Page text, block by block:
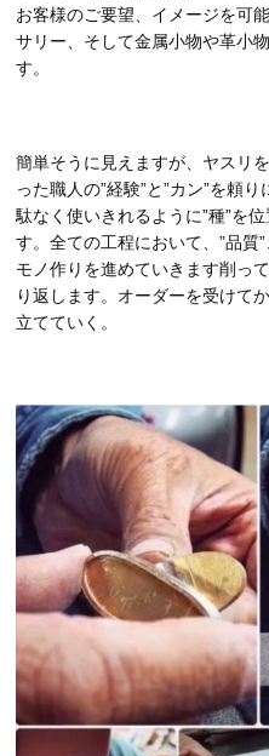
お客様のご要望、イメージを可
サリー、そして金属小物や革小
す。
簡単そうに見えますが、ヤスリ
った職人の”経験”と”カン”を頼
駄なく使いきれるように”種”を
す。全ての工程において、”品質
モノ作りを進めていきます削っ
り返します。オーダーを受けて
立てていく。